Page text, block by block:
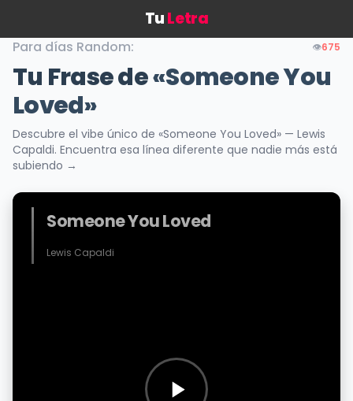
TuLetra
Para días Random: 👁️675
Tu Frase de«Someone You
Loved»
Descubre el vibe único de «Someone You Loved» — Lewis
Capaldi. Encuentra esa línea diferente que nadie más está
subiendo →
Someone You Loved
Lewis Capaldi